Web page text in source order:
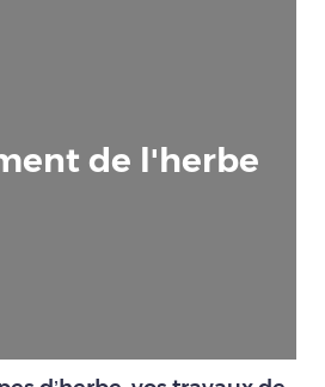
de l'herbe